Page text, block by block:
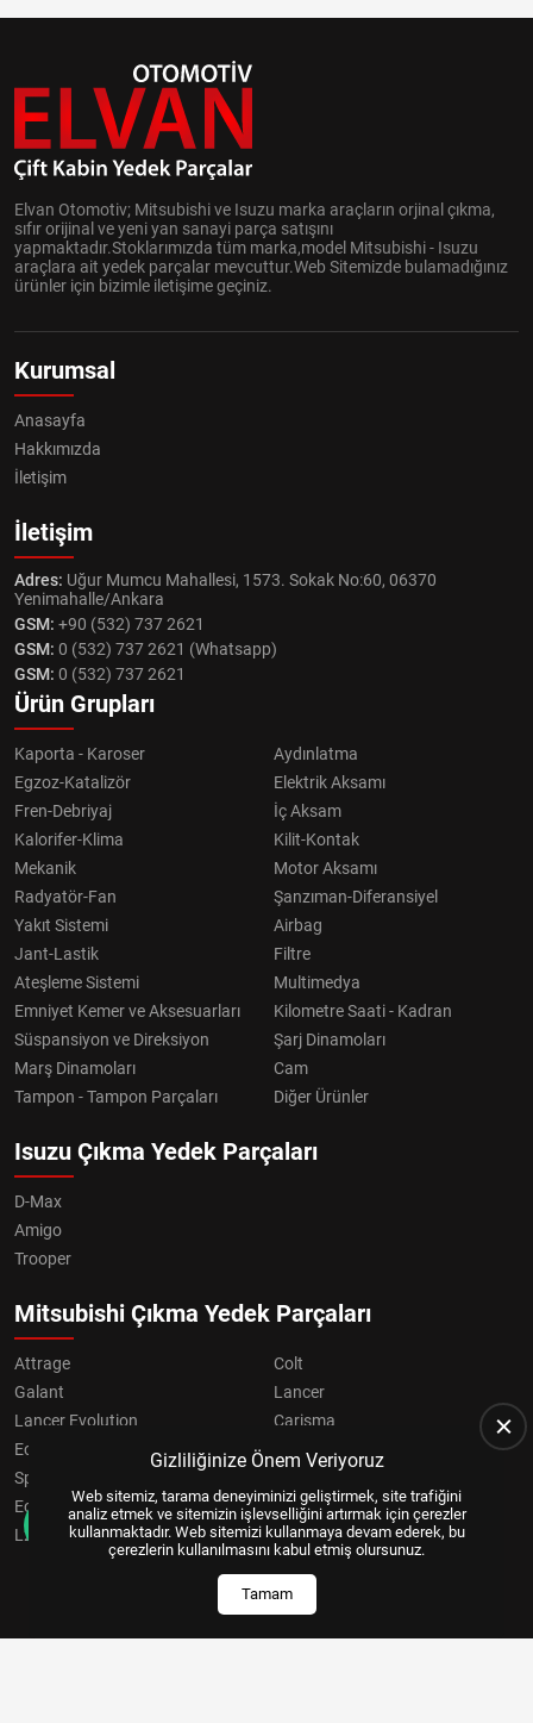
Elvan Otomotiv; Mitsubishi ve Isuzu marka araçların orjinal çıkma,
sıfır orijinal ve yeni yan sanayi parça satışını
yapmaktadır.Stoklarımızda tüm marka,model Mitsubishi - Isuzu
araçlara ait yedek parçalar mevcuttur.Web Sitemizde bulamadığınız
ürünler için bizimle iletişime geçiniz.
Kurumsal
Anasayfa
Hakkımızda
İletişim
İletişim
Adres: Uğur Mumcu Mahallesi, 1573. Sokak No:60, 06370
Yenimahalle/Ankara
GSM: +90 (532) 737 2621
GSM: 0 (532) 737 2621 (Whatsapp)
GSM: 0 (532) 737 2621
Ürün Grupları
Kaporta - Karoser
Aydınlatma
Egzoz-Katalizör
Elektrik Aksamı
Fren-Debriyaj
İç Aksam
Kalorifer-Klima
Kilit-Kontak
Mekanik
Motor Aksamı
Radyatör-Fan
Şanzıman-Diferansiyel
Yakıt Sistemi
Airbag
Jant-Lastik
Filtre
Ateşleme Sistemi
Multimedya
Emniyet Kemer ve Aksesuarları
Kilometre Saati - Kadran
Süspansiyon ve Direksiyon
Şarj Dinamoları
Marş Dinamoları
Cam
Tampon - Tampon Parçaları
Diğer Ürünler
Isuzu Çıkma Yedek Parçaları
D-Max
Amigo
Trooper
Mitsubishi Çıkma Yedek Parçaları
Attrage
Colt
Galant
Lancer
Lancer Evolution
Carisma
Eclipse
Grandis
Space Star
Eclipse Cross
OUTLANDER
L200
Pajero
Gizliliğinize Önem Veriyoruz
Web sitemiz, tarama deneyiminizi geliştirmek, site trafiğini
analiz etmek ve sitemizin işlevselliğini artırmak için çerezler
kullanmaktadır. Web sitemizi kullanmaya devam ederek, bu
çerezlerin kullanılmasını kabul etmiş olursunuz.
Tamam